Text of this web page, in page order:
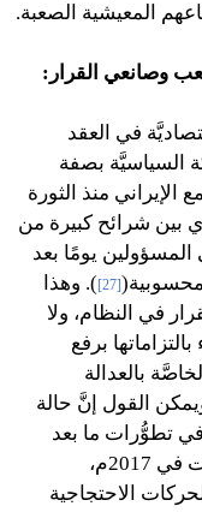
المعيشية الصعبة.
في العقد
السياسيَّة بصفة
الإيراني منذ الثورة
مركزي بين شرائح كبيرة من
المسؤولين يومًا بعد
[27]
). وهذا
في النظام، ولا
برفع
بالعدالة
القول إنَّ حالة
تطوُّرات ما بعد
الانتخابات عام 2009م، وغذَّت الاحتجاجات في 2017م،
من الحركات الاحتجاجية